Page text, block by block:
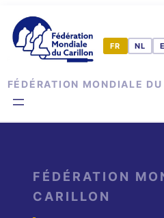
au
contenu
FÉDÉRATION MONDIALE
FÉDÉRATION
CARILLON